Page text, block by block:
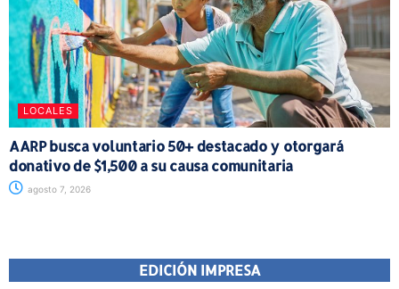
LOCALES
AARP busca voluntario 50+ destacado y otorgará
donativo de $1,500 a su causa comunitaria
agosto 7, 2026
EDICIÓN IMPRESA